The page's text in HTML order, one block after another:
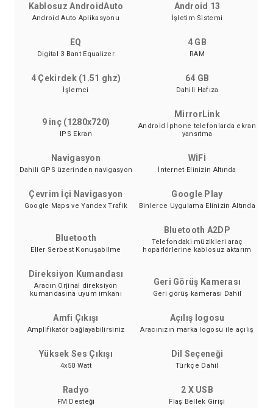
Kablosuz AndroidAuto
Android Auto Aplikasyonu
Android 13
İşletim Sistemi
EQ
Digital 3 Bant Equalizer
4 GB
RAM
4 Çekirdek (1.51 ghz)
İşlemci
64 GB
Dahili Hafıza
9 inç (1280x720)
IPS Ekran
MirrorLink
Android İphone telefonlarda ekran
yansıtma
Navigasyon
Dahili GPS üzerinden navigasyon
WİFİ
İnternet Elinizin Altında
Çevrim İçi Navigasyon
Google Maps ve Yandex Trafik
Google Play
Binlerce Uygulama Elinizin Altında
Bluetooth
Eller Serbest Konuşabilme
Bluetooth A2DP
Telefondaki müzikleri araç
hoparlörlerine kablosuz aktarım
Direksiyon Kumandası
Aracın Orjinal direksiyon
kumandasına uyum imkanı
Geri Görüş Kamerası
Geri görüş kamerası Dahil
Amfi Çıkışı
Amplifikatör bağlayabilirsiniz
Açılış logosu
Aracınızın marka logosu ile açılış
Yüksek Ses Çıkışı
4x50 Watt
Dil Seçeneği
Türkçe Dahil
Radyo
FM Desteği
2 X USB
Flaş Bellek Girişi